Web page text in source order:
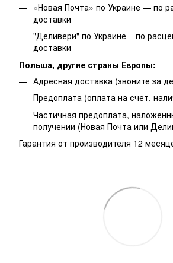
«Новая Почта» по Украине — по
доставки
"Деливери" по Украине – по
доставки
Польша, другие страны Европы:
Адресная доставка (звоните за
Предоплата (оплата на счет,
Частичная предоплата,
получении (Новая Почта или
Гарантия от производителя 12